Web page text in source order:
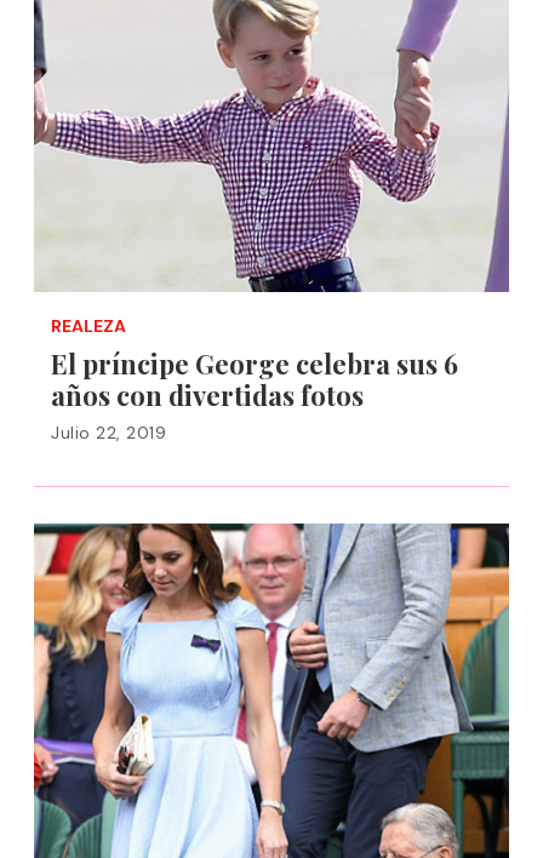
REALEZA
El príncipe George celebra sus 6
años con divertidas fotos
Julio 22, 2019